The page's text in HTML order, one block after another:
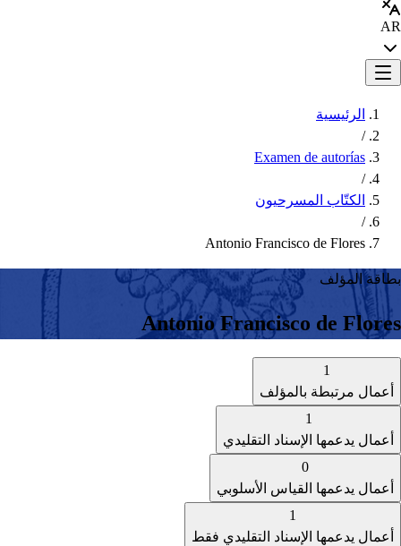
AR
الرئيسية
/
Examen de autorías
/
الكتّاب المسرحيون
/
Antonio Francisco de Flores
بطاقة المؤلف
Antonio Francisco de Flores
1
أعمال مرتبطة بالمؤلف
1
أعمال يدعمها الإسناد التقليدي
0
أعمال يدعمها القياس الأسلوبي
1
أعمال يدعمها الإسناد التقليدي فقط